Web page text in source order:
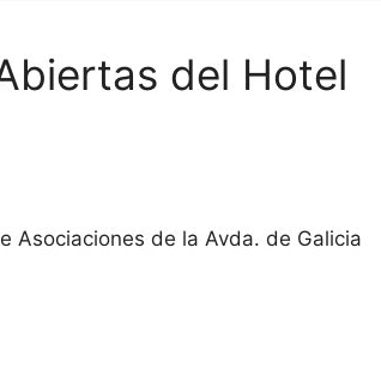
del Hotel
Asociaciones de la Avda. de Galicia